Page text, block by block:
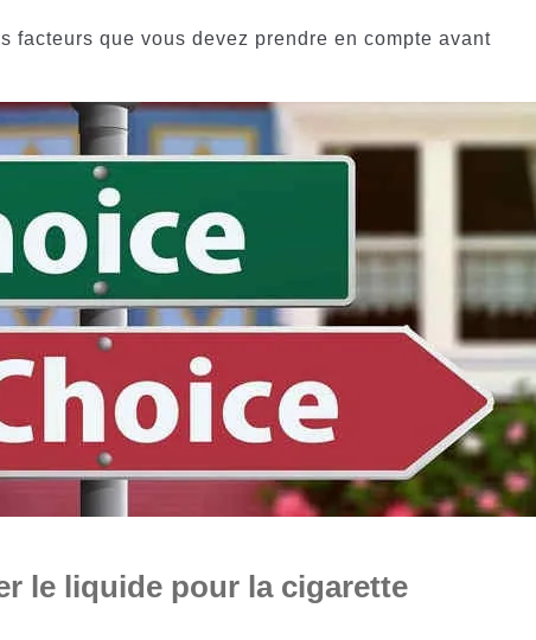
facteurs que vous devez prendre en compte avant
le liquide pour la cigarette